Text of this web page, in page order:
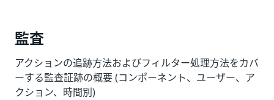
監査
アクションの追跡方法およびフィルター処理方法をカバ
ーする監査証跡の概要 (コンポーネント、ユーザー、ア
クション、時間別)